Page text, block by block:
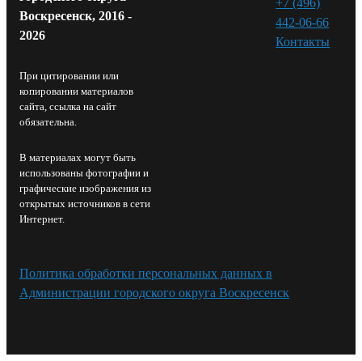
Воскресенск, 2016 -
2026
При цитировании или
копировании материалов
сайта, ссылка на сайт
обязательна.
В материалах могут быть
использованы фотографии и
графические изображения из
открытых источников в сети
Интернет.
442-06-66
Контакты⁠
Политика обработки персональных данных в
Администрации городского округа Воскресенск